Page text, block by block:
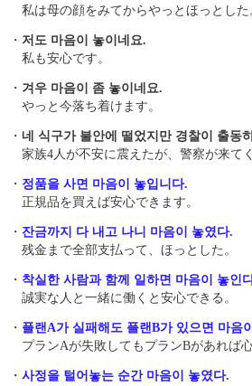
私は母の顔をみてからやっとほっとした
・ 저도 마음이 놓이네요.
私も安心です。
・ 겨우 마음이 좀 놓이네요.
やっと今落ち着けます。
・ 네 식구가 불안에 떨었지만 경찰이 출동
家族4人が不安に震えたが、警察が来て
・ 정품을 사면 마음이 놓입니다.
正規品を買えば安心できます。
・ 잔금까지 다 내고 나니 마음이 놓였다.
残金まで全部支払って、ほっとした。
・ 착실한 사람과 함께 일하면 마음이 놓인
誠実な人と一緒に働くと安心できる。
・ 플랜A가 실패해도 플랜B가 있으면 마음
プランAが失敗してもプランBがあれば心
・ 사정을 털어놓는 순간 마음이 놓였다.